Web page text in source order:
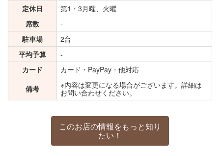
定休日
第1・3月曜、火曜
席数
-
駐車場
2台
平均予算
-
カード
カード・PayPay・他対応
備考
※内容は変更になる場合がございます。詳細は
お問い合わせください。
このお店の情報をもっと知り
たい！